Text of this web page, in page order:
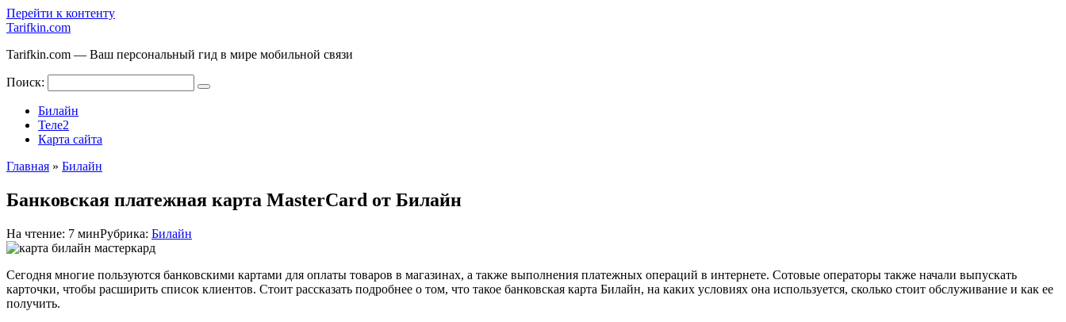
Перейти к контенту
Tarifkin.com
Tarifkin.com — Ваш персональный гид в мире мобильной связи
Поиск:
Билайн
Теле2
Карта сайта
Главная » Билайн
Банковская платежная карта MasterCard от Билайн
На чтение: 7 минРубрика: Билайн
Сегодня многие пользуются банковскими картами для оплаты товаров в магазинах, а также выполнения платежных операций в интернете. Сотовые операторы также начали выпускать
карточки, чтобы расширить список клиентов. Стоит рассказать подробнее о том, что такое банковская карта Билайн, на каких условиях она используется, сколько стоит обслуживание и как ее
получить.